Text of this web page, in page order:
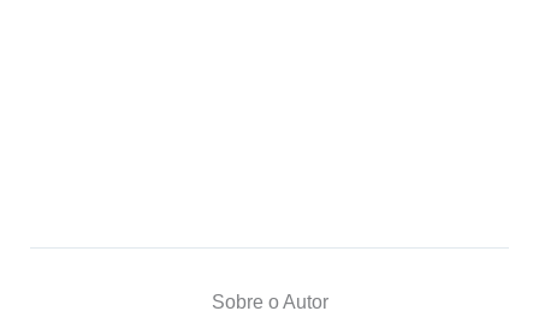
Sobre o Autor